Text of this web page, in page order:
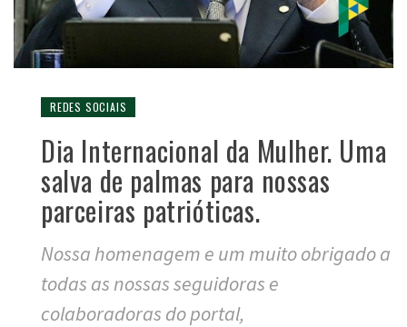
REDES SOCIAIS
Dia Internacional da Mulher. Uma
salva de palmas para nossas
parceiras patrióticas.
Nossa homenagem e um muito obrigado a
todas as nossas seguidoras e
colaboradoras do portal,